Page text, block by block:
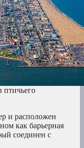
и расположен
как барьерная
соединен с